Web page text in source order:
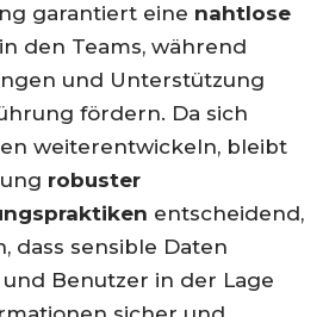
garantiert eine nahtlose
in den Teams, während
und Unterstützung
fördern. Da sich
weiterentwickeln, bleibt
robuster
entscheidend,
dass sensible Daten
Benutzer in der Lage